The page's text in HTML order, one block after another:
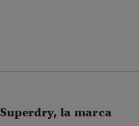
Superdry, la marca